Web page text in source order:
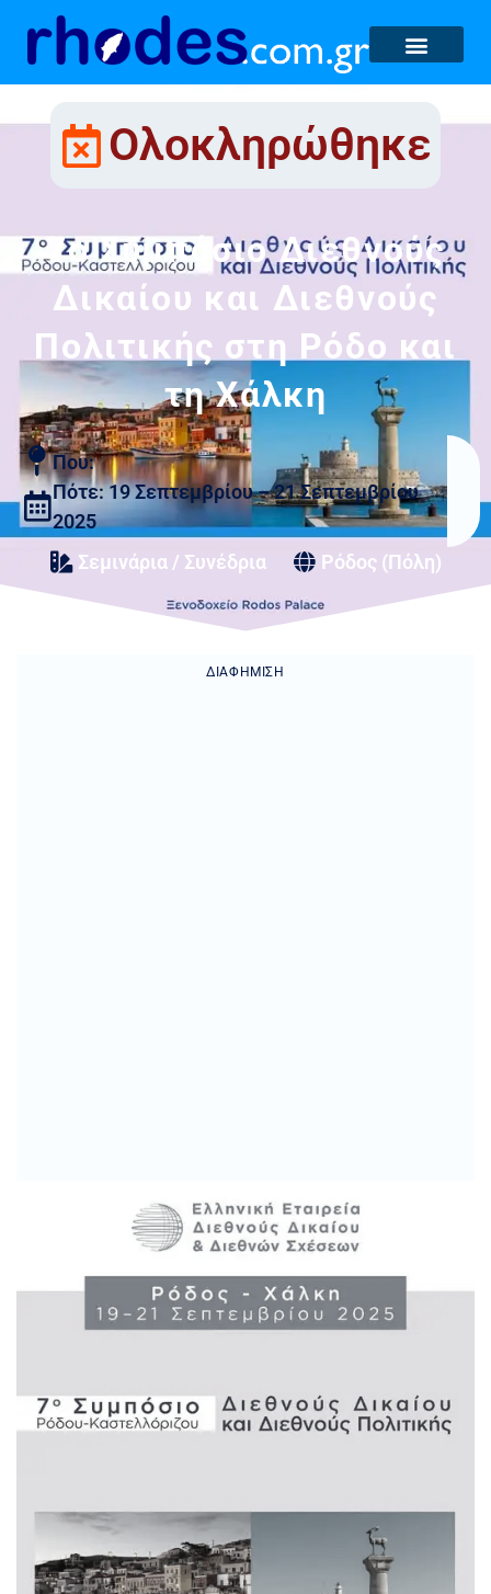
Ολοκληρώθηκε
7ο Συμπόσιο Διεθνούς
Δικαίου και Διεθνούς
Πολιτικής στη Ρόδο και
τη Χάλκη
Που:
Πότε: 19 Σεπτεμβρίου – 21 Σεπτεμβρίου
2025
Σεμινάρια / Συνέδρια
Ρόδος (Πόλη)
ΔΙΑΦΉΜΙΣΗ